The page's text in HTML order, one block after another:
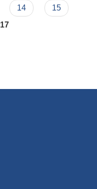
14
15
17